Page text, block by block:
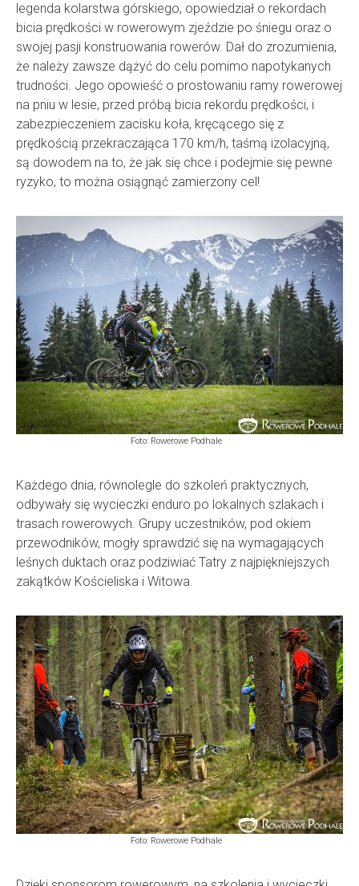
legenda kolarstwa górskiego, opowiedział o rekordach
bicia prędkości w rowerowym zjeździe po śniegu oraz o
swojej pasji konstruowania rowerów. Dał do zrozumienia,
że należy zawsze dążyć do celu pomimo napotykanych
trudności. Jego opowieść o prostowaniu ramy rowerowej
na pniu w lesie, przed próbą bicia rekordu prędkości, i
zabezpieczeniem zacisku koła, kręcącego się z
prędkością przekraczająca 170 km/h, taśmą izolacyjną,
są dowodem na to, że jak się chce i podejmie się pewne
ryzyko, to można osiągnąć zamierzony cel!
Foto: Rowerowe Podhale
Każdego dnia, równolegle do szkoleń praktycznych,
odbywały się wycieczki enduro po lokalnych szlakach i
trasach rowerowych. Grupy uczestników, pod okiem
przewodników, mogły sprawdzić się na wymagających
leśnych duktach oraz podziwiać Tatry z najpiękniejszych
zakątków Kościeliska i Witowa.
Foto: Rowerowe Podhale